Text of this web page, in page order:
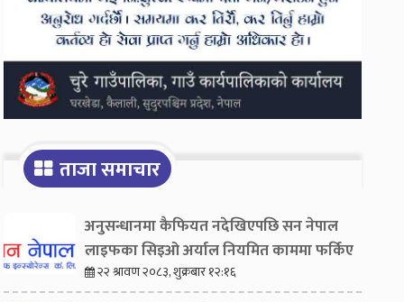
ताजा समाचार
अनुसन्धानमा कैफियत नदेखिएपछि सन नेपाल
लाइफका सिइओ अर्याल नियमित काममा फर्किए
२२ श्रावण २०८३, शुक्रबार १२:१६